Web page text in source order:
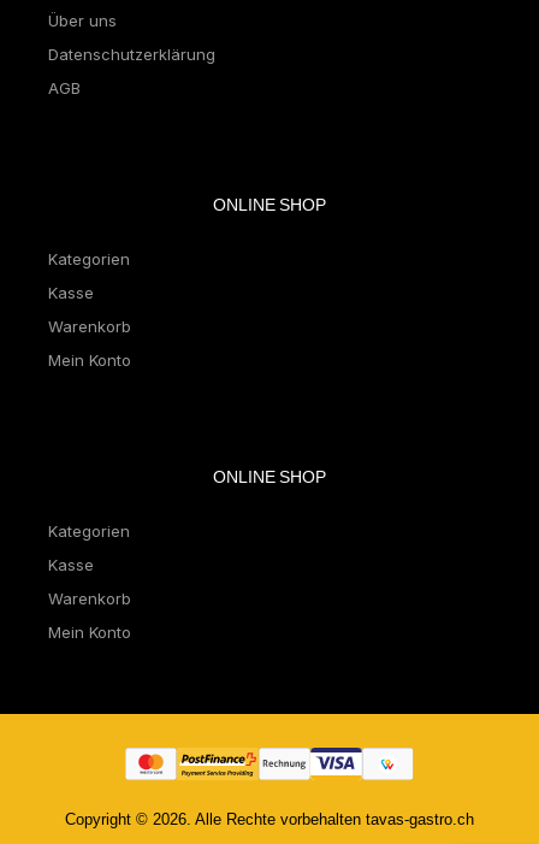
Über uns
Datenschutzerklärung
AGB
ONLINE SHOP
Kategorien
Kasse
Warenkorb
Mein Konto
ONLINE SHOP
Kategorien
Kasse
Warenkorb
Mein Konto
Copyright © 2026. Alle Rechte vorbehalten tavas-gastro.ch